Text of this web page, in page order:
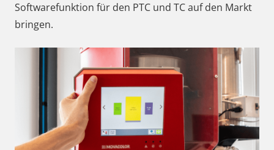
Softwarefunktion für den PTC und TC auf den Markt
bringen.